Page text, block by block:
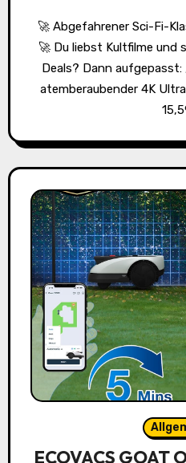
🚀 Abgefahrener Sci-Fi-Klassiker zum Hammerpreis!
🚀 Du liebst Kultfilme und
Deals? Dann
atemberaubender 4K
ECOVACS